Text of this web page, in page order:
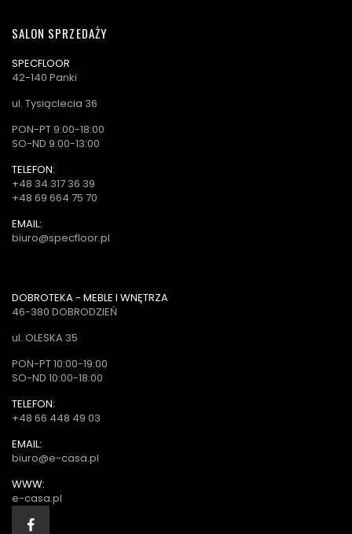
SALON SPRZEDAŻY
SPECFLOOR
42-140 Panki
ul. Tysiąclecia 36
PON-PT 9:00-18:00
SO-ND 9:00-13:00
TELEFON:
+48 34 317 36 39
+48 69 664 75 70
EMAIL:
biuro@specfloor.pl
DOBROTEKA - MEBLE I WNĘTRZA
46-380 DOBRODZIEŃ
ul. OLESKA 35
PON-PT 10:00-19:00
SO-ND 10:00-18:00
TELEFON:
+48 66 448 49 03
EMAIL:
biuro@e-casa.pl
WWW:
e-casa.pl